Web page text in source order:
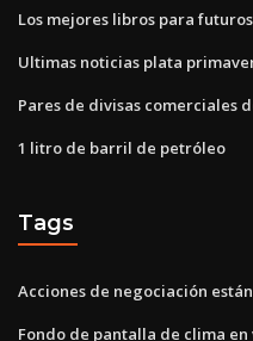
Los mejores libros para
Ultimas noticias plata
Pares de divisas comerciales
1 litro de barril de petróleo
Tags
Acciones de negociación
Fondo de pantalla de clima en